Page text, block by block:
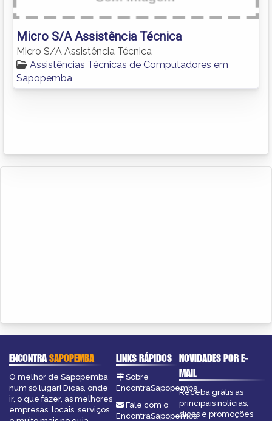
Micro S/A Assistência Técnica
Micro S/A Assistência Técnica
Assistências Técnicas de Computadores em
Sapopemba
ENCONTRASAPOPEMBA
O melhor de Sapopemba
num só lugar! Dicas, onde
ir, o que fazer, as melhores
empresas, locais, serviços
LINKS RÁPIDOS
Sobre
EncontraSapopemba
Fale com o
EncontraSapopemba
NOVIDADES POR E-
MAIL
Receba grátis as
principais notícias,
dicas e promoções